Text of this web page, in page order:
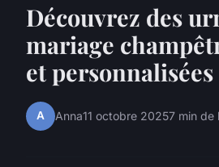
Découvrez des
mariage
et personnalisées
A Anna11 octobre 20257 min de